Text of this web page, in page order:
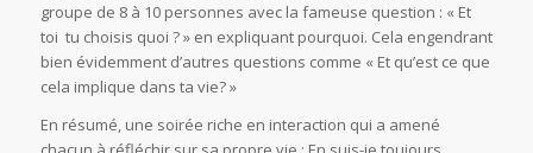
groupe de 8 à 10 personnes avec la fameuse question : « Et
toi tu choisis quoi ? » en expliquant pourquoi. Cela engendrant
bien évidemment d’autres questions comme « Et qu’est ce que
cela implique dans ta vie? »
En résumé, une soirée riche en interaction qui a amené